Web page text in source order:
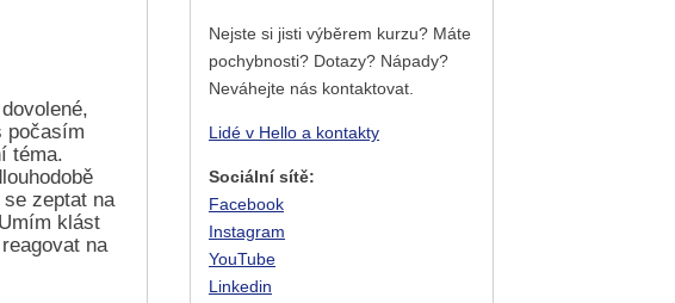
počasím
téma.
zeptat na
klást
na
Nejste si jisti výběrem kurzu? Máte
pochybnosti? Dotazy? Nápady?
Neváhejte nás kontaktovat.
Lidé v Hello a kontakty
Sociální sítě:
Facebook
Instagram
YouTube
Linkedin